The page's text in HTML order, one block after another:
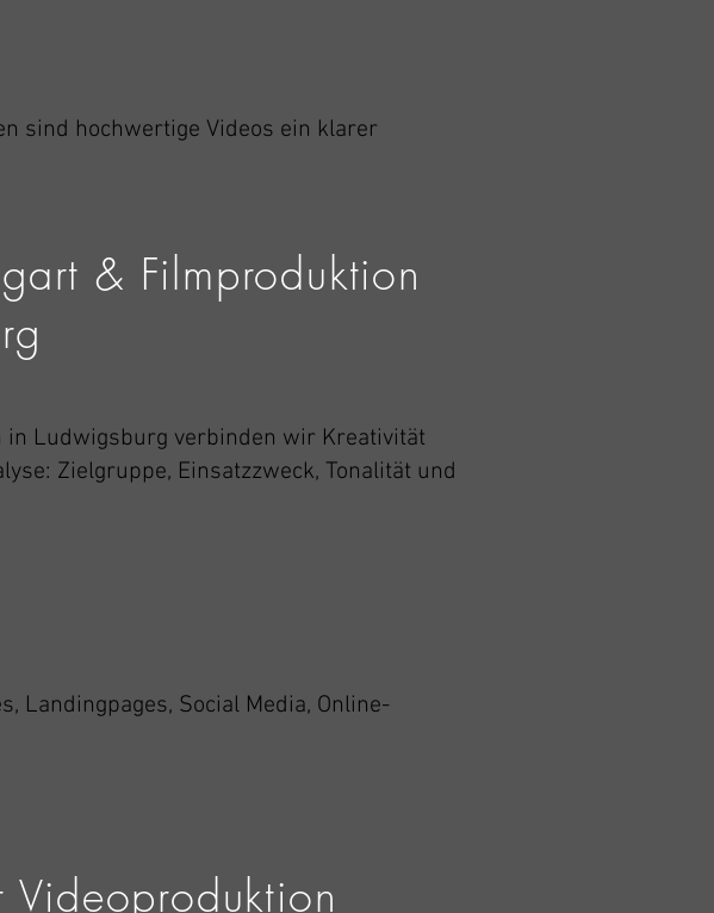
sind hochwertige Videos ein klarer
& Filmproduktion
Ludwigsburg verbinden wir Kreativität
Zielgruppe, Einsatzzweck, Tonalität und
Landingpages, Social Media, Online-
Videoproduktion